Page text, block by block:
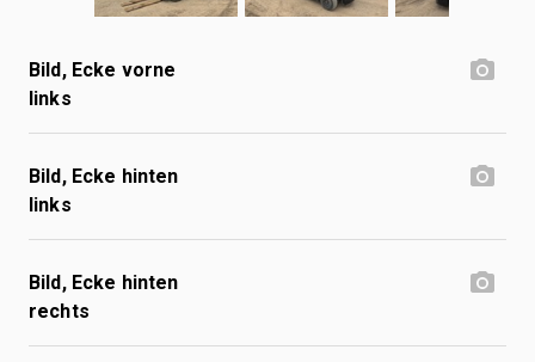
Bild, Ecke vorne
links
Bild, Ecke hinten
links
Bild, Ecke hinten
rechts